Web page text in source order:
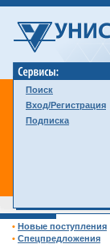
Поиск
Вход/Регистрация
Подписка
• Новые поступления
• Спецпредложения